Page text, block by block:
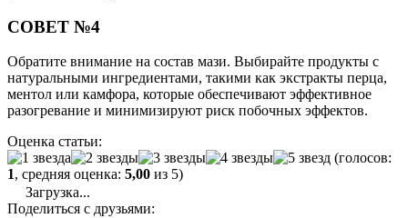
СОВЕТ №4
Обратите внимание на состав мази. Выбирайте продукты с
натуральными ингредиентами, такими как экстракты перца,
ментол или камфора, которые обеспечивают эффективное
разогревание и минимизируют риск побочных эффектов.
Оценка статьи:
(голосов:
1, средняя оценка: 5,00 из 5)
Загрузка...
Поделиться с друзьями: